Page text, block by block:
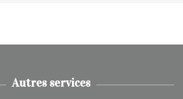
Autres services